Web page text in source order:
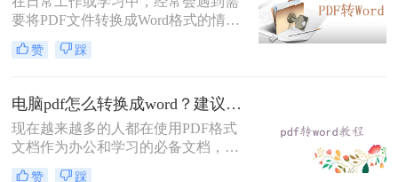
要将PDF文件转换成Word格式的情
况。无论是为了编辑、修改或者是对
其中的文字内容进行复制、粘贴，将
的。那么，pdf文件怎么转换成word
呢？本文将详细介绍三种方法，确保
你可以轻松快速地将PDF文件转换成
可编辑的Word格式。
赞 踩
电脑pdf怎么转换成word？建议收藏这二种转换方法！
现在越来越多的人都在使用PDF格式
文档作为办公和学习的必备文档，但
是可惜由于PDF本身的限制，导致其
赞 踩